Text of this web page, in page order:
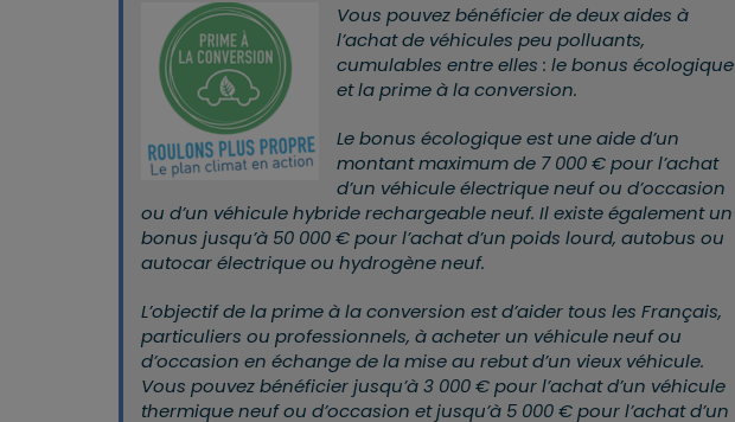
Vous pouvez bénéficier de deux aides à
l’achat de véhicules peu polluants,
cumulables entre elles : le bonus écologique
et la prime à la conversion.
Le bonus écologique est une aide d’un
montant maximum de 7 000 € pour l’achat
d’un véhicule électrique neuf ou d’occasion
ou d’un véhicule hybride rechargeable neuf. Il existe également un
bonus jusqu’à 50 000 € pour l’achat d’un poids lourd, autobus ou
autocar électrique ou hydrogène neuf.
L’objectif de la prime à la conversion est d’aider tous les Français,
particuliers ou professionnels, à acheter un véhicule neuf ou
d’occasion en échange de la mise au rebut d’un vieux véhicule.
Vous pouvez bénéficier jusqu’à 3 000 € pour l’achat d’un véhicule
thermique neuf ou d’occasion et jusqu’à 5 000 € pour l’achat d’un